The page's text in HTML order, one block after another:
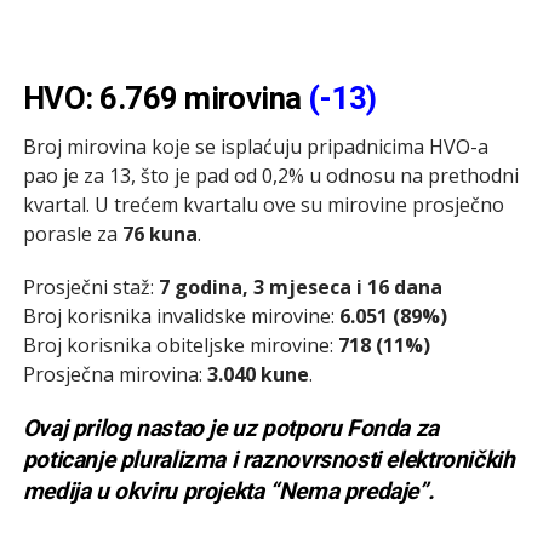
HVO: 6.769 mirovina (-13)
Broj mirovina koje se isplaćuju pripadnicima HVO-a
pao je za 13, što je pad od 0,2% u odnosu na prethodni
kvartal. U trećem kvartalu ove su mirovine prosječno
porasle za 76 kuna.
Prosječni staž: 7 godina, 3 mjeseca i 16 dana
Broj korisnika invalidske mirovine: 6.051 (89%)
Broj korisnika obiteljske mirovine: 718 (11%)
Prosječna mirovina: 3.040 kune.
Ovaj prilog nastao je uz potporu Fonda za
poticanje pluralizma i raznovrsnosti elektroničkih
medija u okviru projekta “Nema predaje”.